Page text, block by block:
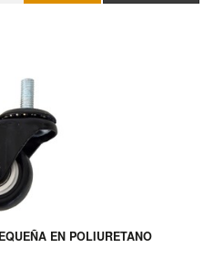
EN POLIURETANO